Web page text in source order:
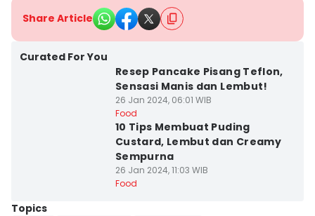
Share Article
Curated For You
Resep Pancake Pisang Teflon,
Sensasi Manis dan Lembut!
26 Jan 2024, 06:01 WIB
Food
10 Tips Membuat Puding
Custard, Lembut dan Creamy
Sempurna
26 Jan 2024, 11:03 WIB
Food
Topics